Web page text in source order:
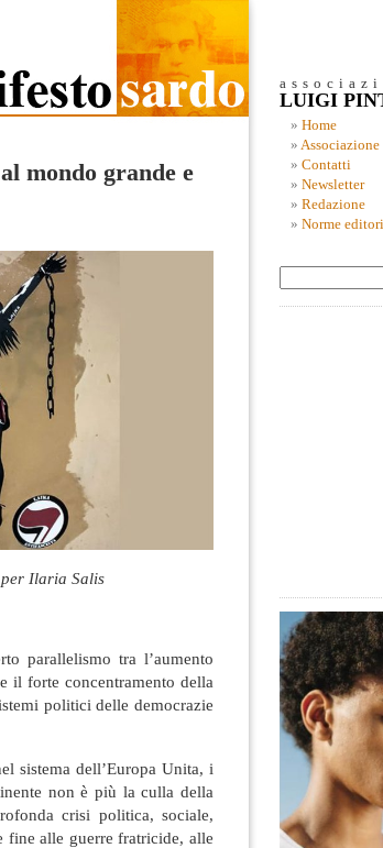
mondo grande e
Ilaria Salis
parallelismo tra l’aumento
il forte concentramento della
politici delle democrazie
sistema dell’Europa Unita, i
non è più la culla della
crisi politica, sociale,
fine alle guerre fratricide, alle
LUIGI
Home
Associazione
Contatti
Newsletter
Redazione
Norme